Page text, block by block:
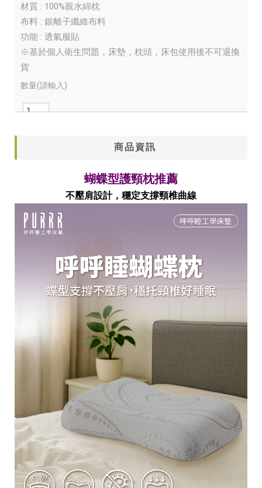
材質 : 100%親水綿枕
布料 : 銀離子纖維布料
功能 : 透氣服貼
※基於個人衛生問題，床墊，枕頭，床包使用後不可退換
貨
數量(請輸入)
商品資訊
蝴蝶型護頸枕推薦
不壓肩設計，穩定支撐頸椎曲線